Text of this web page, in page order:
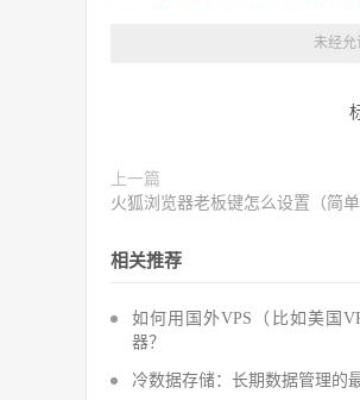
未经允
上一篇
火狐浏览器老板键怎么设置（简单
相关推荐
如何用国外VPS（比如美国
器？
冷数据存储：长期数据管理的